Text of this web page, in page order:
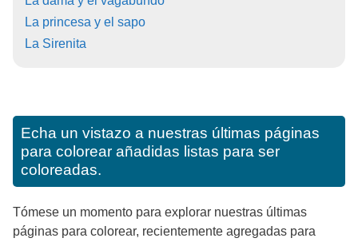
La princesa y el sapo
La Sirenita
Echa un vistazo a nuestras últimas páginas
para colorear añadidas listas para ser
coloreadas.
Tómese un momento para explorar nuestras últimas
páginas para colorear, recientemente agregadas para